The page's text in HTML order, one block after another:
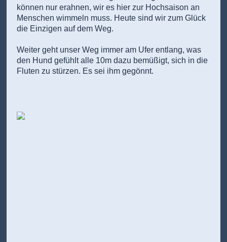
können nur erahnen, wir es hier zur Hochsaison an
Menschen wimmeln muss. Heute sind wir zum Glück
die Einzigen auf dem Weg.
Weiter geht unser Weg immer am Ufer entlang, was
den Hund gefühlt alle 10m dazu bemüßigt, sich in die
Fluten zu stürzen. Es sei ihm gegönnt.